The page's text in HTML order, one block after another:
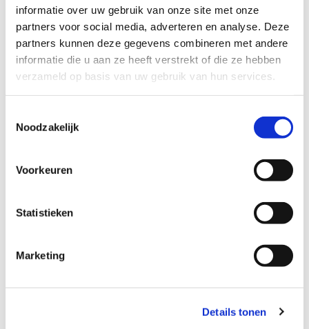
informatie over uw gebruik van onze site met onze
partners voor social media, adverteren en analyse. Deze
partners kunnen deze gegevens combineren met andere
informatie die u aan ze heeft verstrekt of die ze hebben
verzameld op basis van uw gebruik van hun services.
Noodzakelijk
Voorkeuren
Statistieken
Marketing
Details tonen
Formaat
Kleur: Brons patina
€ 145,95
Aanvraag informatie / bestellen
Artikelnummer: TM183